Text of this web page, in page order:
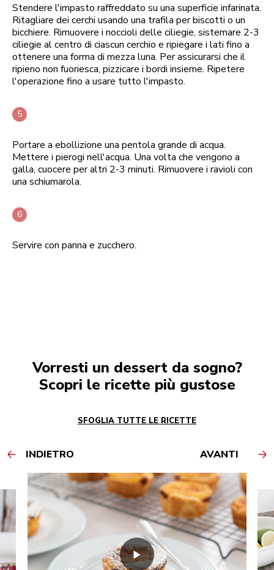
Stendere l'impasto raffreddato su una superficie infarinata.
Ritagliare dei cerchi usando una trafila per biscotti o un
bicchiere. Rimuovere i noccioli delle ciliegie, sistemare 2-3
ciliegie al centro di ciascun cerchio e ripiegare i lati fino a
ottenere una forma di mezza luna. Per assicurarsi che il
ripieno non fuoriesca, pizzicare i bordi insieme. Ripetere
l'operazione fino a usare tutto l'impasto.
Portare a ebollizione una pentola grande di acqua.
Mettere i pierogi nell'acqua. Una volta che vengono a
galla, cuocere per altri 2-3 minuti. Rimuovere i ravioli con
una schiumarola.
Servire con panna e zucchero.
Vorresti un dessert da sogno?
Scopri le ricette più gustose
SFOGLIA TUTTE LE RICETTE
INDIETRO AVANTI